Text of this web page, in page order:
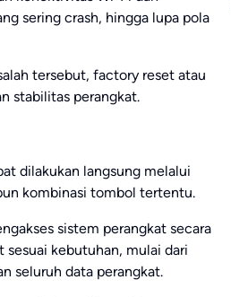
sering crash, hingga lupa pola
tersebut, factory reset atau
stabilitas perangkat.
dilakukan langsung melalui
kombinasi tombol tertentu.
sistem perangkat secara
kebutuhan, mulai dari
seluruh data perangkat.